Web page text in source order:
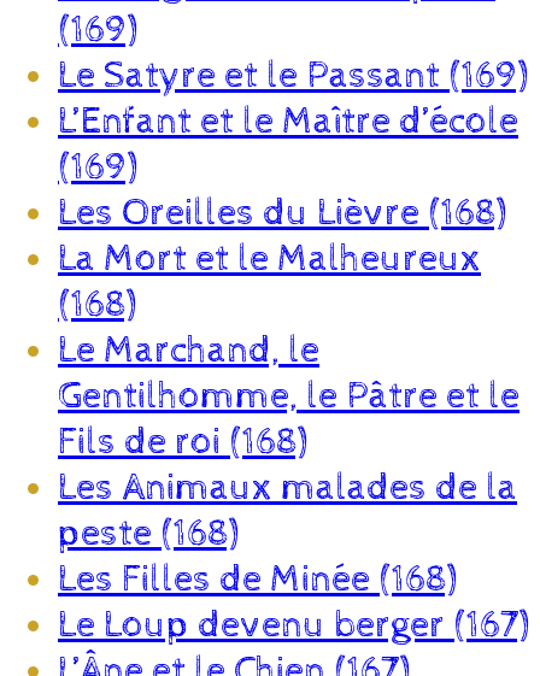
(169)
Le Satyre et le Passant (169)
L’Enfant et le Maître d’école
(169)
Les Oreilles du Lièvre (168)
La Mort et le Malheureux
(168)
Le Marchand, le
Gentilhomme, le Pâtre et le
Fils de roi (168)
Les Animaux malades de la
peste (168)
Les Filles de Minée (168)
Le Loup devenu berger (167)